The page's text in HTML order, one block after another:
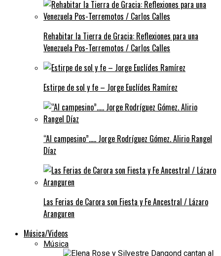
Rehabitar la Tierra de Gracia: Reflexiones para una
Venezuela Pos-Terremotos / Carlos Calles
Estirpe de sol y fe – Jorge Euclídes Ramírez
“Al campesino”….. Jorge Rodríguez Gómez. Alirio Rangel
Díaz
Las Ferias de Carora son Fiesta y Fe Ancestral / Lázaro
Aranguren
Música/Videos
Música